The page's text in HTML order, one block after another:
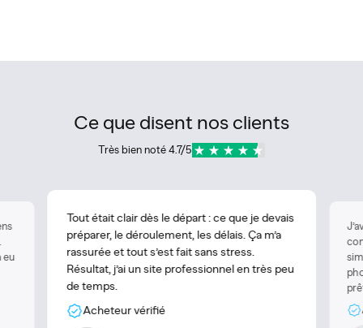
Ce que disent nos clients
Très bien noté 4.7/5
eu
Tout était clair dès le départ : ce que je devais
préparer, le déroulement, les délais. Ça m’a
rassurée et tout s’est fait sans stress.
Résultat, j’ai un site professionnel en très peu
de temps.
Acheteur vérifié